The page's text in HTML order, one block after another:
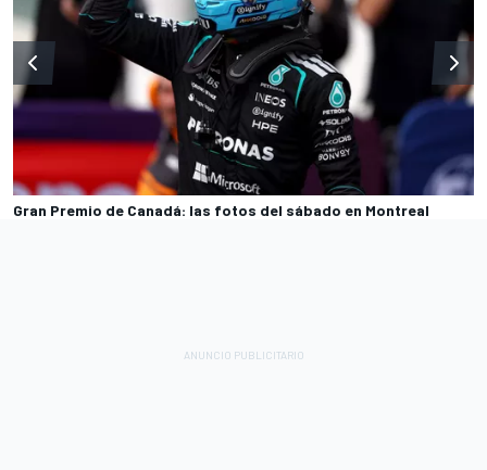
Gran Premio de Canadá: las fotos del sábado en Montreal